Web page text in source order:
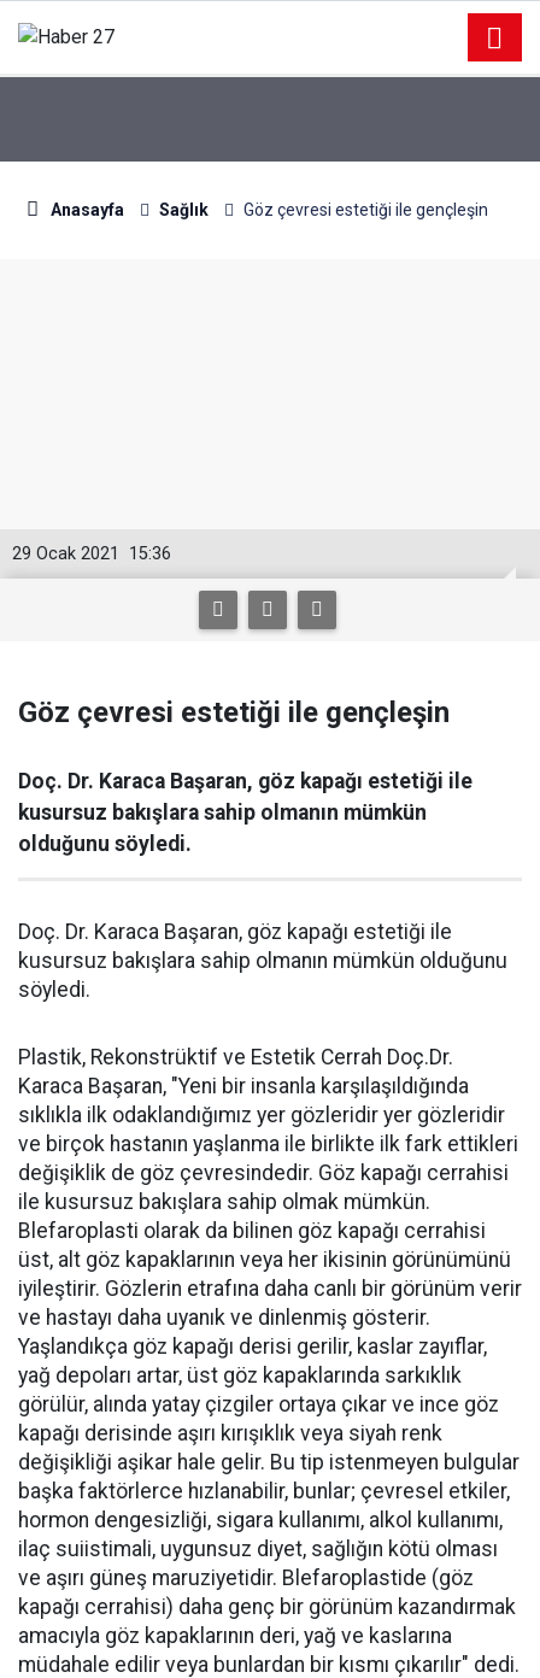
Anasayfa Sağlık Göz çevresi estetiği ile gençleşin
15:36
29 Ocak 2021
Göz çevresi estetiği ile gençleşin
Doç. Dr. Karaca Başaran, göz kapağı estetiği ile
kusursuz bakışlara sahip olmanın mümkün
olduğunu söyledi.
Doç. Dr. Karaca Başaran, göz kapağı estetiği ile
kusursuz bakışlara sahip olmanın mümkün olduğunu
söyledi.
Plastik, Rekonstrüktif ve Estetik Cerrah Doç.Dr.
Karaca Başaran, "Yeni bir insanla karşılaşıldığında
sıklıkla ilk odaklandığımız yer gözleridir yer gözleridir
ve birçok hastanın yaşlanma ile birlikte ilk fark ettikleri
değişiklik de göz çevresindedir. Göz kapağı cerrahisi
ile kusursuz bakışlara sahip olmak mümkün.
Blefaroplasti olarak da bilinen göz kapağı cerrahisi
üst, alt göz kapaklarının veya her ikisinin görünümünü
iyileştirir. Gözlerin etrafına daha canlı bir görünüm verir
ve hastayı daha uyanık ve dinlenmiş gösterir.
Yaşlandıkça göz kapağı derisi gerilir, kaslar zayıflar,
yağ depoları artar, üst göz kapaklarında sarkıklık
görülür, alında yatay çizgiler ortaya çıkar ve ince göz
kapağı derisinde aşırı kırışıklık veya siyah renk
değişikliği aşikar hale gelir. Bu tip istenmeyen bulgular
başka faktörlerce hızlanabilir, bunlar; çevresel etkiler,
hormon dengesizliği, sigara kullanımı, alkol kullanımı,
ilaç suiistimali, uygunsuz diyet, sağlığın kötü olması
ve aşırı güneş maruziyetidir. Blefaroplastide (göz
kapağı cerrahisi) daha genç bir görünüm kazandırmak
amacıyla göz kapaklarının deri, yağ ve kaslarına
müdahale edilir veya bunlardan bir kısmı çıkarılır" dedi.